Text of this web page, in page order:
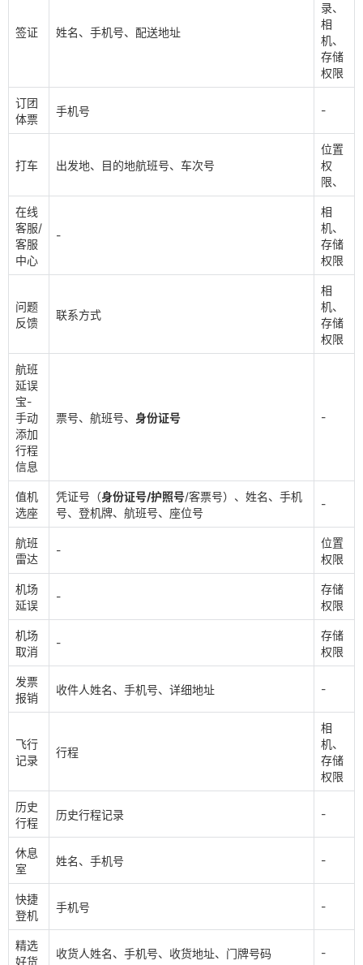
签证 姓名、手机号、配送地址
录、
相
机、
存储
权限
订团
体票
手机号 -
打车 出发地、目的地航班号、车次号
位置
权
限、
在线
客服/
客服
中心
-
相
机、
存储
权限
问题
反馈
联系方式
相
机、
存储
权限
航班
延误
宝-
手动
添加
行程
信息
票号、航班号、 身份证号 -
值机
选座
凭证号（身份证号/护照号/客票号）、姓名、手机
号、登机牌、航班号、座位号
-
航班
雷达
-
位置
权限
机场
延误
-
存储
权限
机场
取消
-
存储
权限
发票
报销
收件人姓名、手机号、详细地址 -
飞行
记录
行程
相
机、
存储
权限
历史
行程
历史行程记录 -
休息
室
姓名、手机号 -
快捷
登机
手机号 -
精选
好货
收货人姓名、手机号、收货地址、门牌号码 -